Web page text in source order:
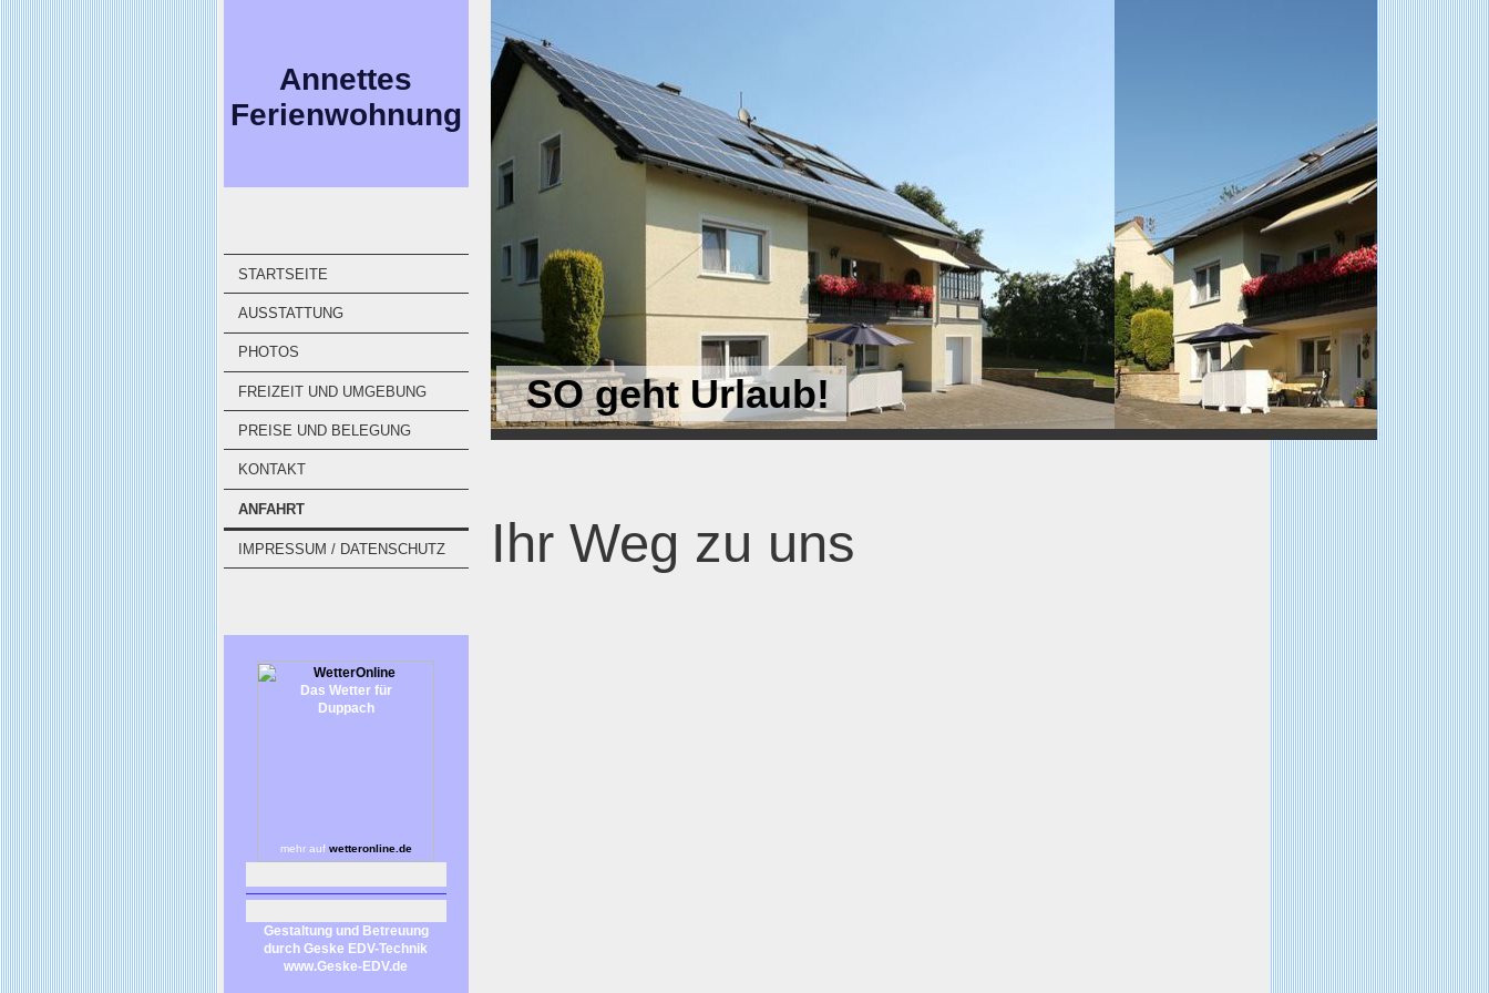
Annettes
Ferienwohnung
STARTSEITE
AUSSTATTUNG
PHOTOS
FREIZEIT UND UMGEBUNG
PREISE UND BELEGUNG
KONTAKT
ANFAHRT
IMPRESSUM / DATENSCHUTZ
Das Wetter für
Duppach
mehr auf wetteronline.de
Gestaltung und Betreuung
durch Geske EDV-Technik
www.Geske-EDV.de
SO geht Urlaub!
Ihr Weg zu uns